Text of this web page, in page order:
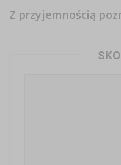
Z przyjemnością